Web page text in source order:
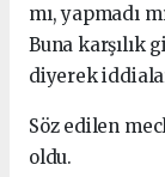
mı, yapmadı
Buna karşılık
diyerek
Söz edilen
oldu.